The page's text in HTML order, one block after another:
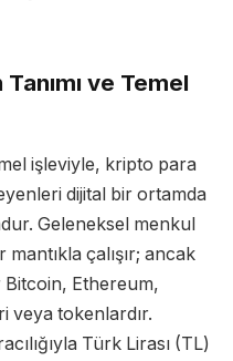
ve Temel
işleviyle, kripto para
dijital bir ortamda
Geleneksel menkul
çalışır; ancak
Bitcoin, Ethereum,
veya tokenlardır.
Türk Lirası (TL)